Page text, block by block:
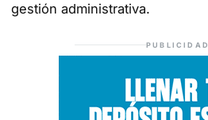
gestión administrativa.
PUBLICIDAD